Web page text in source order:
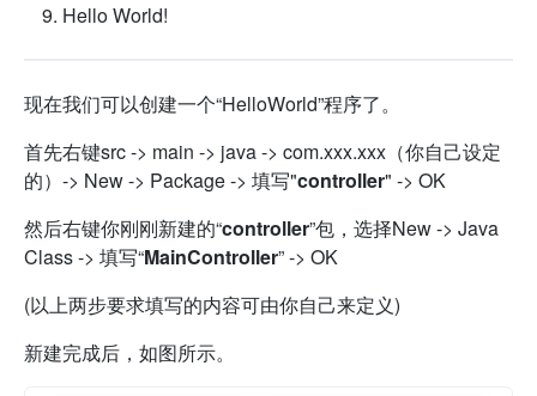
Hello World!
现在我们可以创建一个“HelloWorld”程序了。
首先右键src -> main -> java -> com.xxx.xxx（你自己设定
的）-> New -> Package -> 填写"controller" -> OK
然后右键你刚刚新建的“controller”包，选择New -> Java
Class -> 填写“MainController” -> OK
(以上两步要求填写的内容可由你自己来定义)
新建完成后，如图所示。